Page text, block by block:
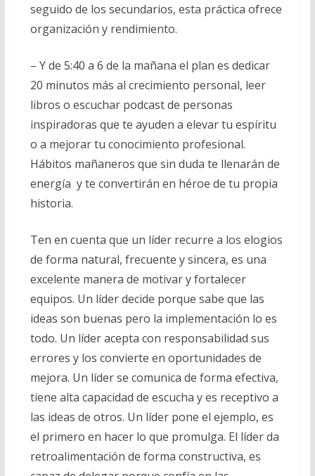
seguido de los secundarios, esta práctica ofrece
organización y rendimiento.
– Y de 5:40 a 6 de la mañana el plan es dedicar
20 minutos más al crecimiento personal, leer
libros o escuchar podcast de personas
inspiradoras que te ayuden a elevar tu espíritu
o a mejorar tu conocimiento profesional.
Hábitos mañaneros que sin duda te llenarán de
energía y te convertirán en héroe de tu propia
historia.
Ten en cuenta que un líder recurre a los elogios
de forma natural, frecuente y sincera, es una
excelente manera de motivar y fortalecer
equipos. Un líder decide porque sabe que las
ideas son buenas pero la implementación lo es
todo. Un líder acepta con responsabilidad sus
errores y los convierte en oportunidades de
mejora. Un líder se comunica de forma efectiva,
tiene alta capacidad de escucha y es receptivo a
las ideas de otros. Un líder pone el ejemplo, es
el primero en hacer lo que promulga. El líder da
retroalimentación de forma constructiva, es